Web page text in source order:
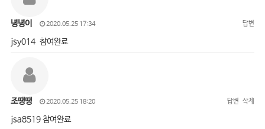
녕녕이 2020.05.25 17:34 답변
jsy014 참여완료
조땡땡 2020.05.25 18:20 답변 삭제
jsa8519 참여완료